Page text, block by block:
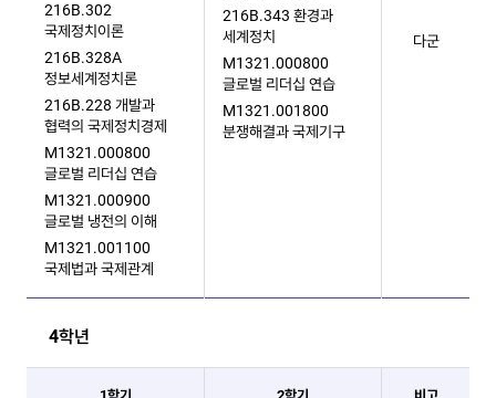
216B.302
국제정치이론
216B.328A
정보세계정치론
216B.228 개발과
협력의 국제정치경제
M1321.000800
글로벌 리더십 연습
M1321.000900
글로벌 냉전의 이해
M1321.001100
국제법과 국제관계
216B.343 환경과
세계정치
M1321.000800
글로벌 리더십 연습
M1321.001800
분쟁해결과 국제기구
다군
4학년